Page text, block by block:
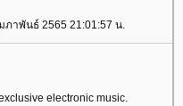
ภาพันธ์ 2565 21:01:57 น.
electronic music.